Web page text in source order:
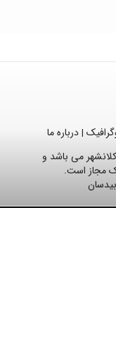
|درباره ما
می باشد و
مجاز است.
بیدسان